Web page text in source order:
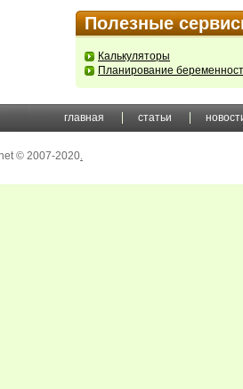
Полезные
Калькуляторы
Планирование
главная статьи
© 2007-2020